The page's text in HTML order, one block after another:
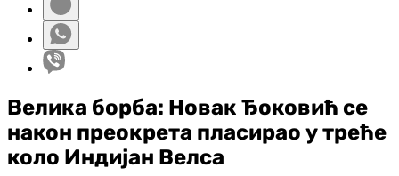
Велика борба: Новак Ђоковић се
након преокрета пласирао у треће
коло Индијан Велса